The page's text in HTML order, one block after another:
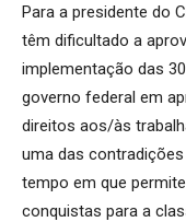
Para a presidente do
têm dificultado a
implementação das
governo federal em
direitos aos/às
uma das
tempo em que
conquistas para a